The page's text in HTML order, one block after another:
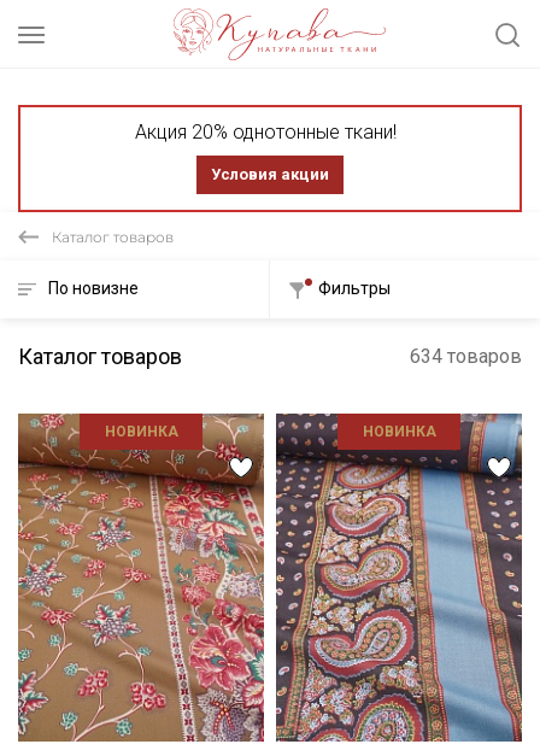
Акция 20% однотонные ткани!
Условия акции
Каталог товаров
По новизне Фильтры
Каталог товаров 634 товаров
НОВИНКА НОВИНКА